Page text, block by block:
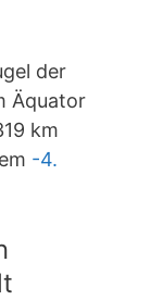
der
Äquator
km
-4.